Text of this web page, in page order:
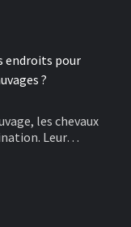
endroits pour
?
les chevaux
Leur…